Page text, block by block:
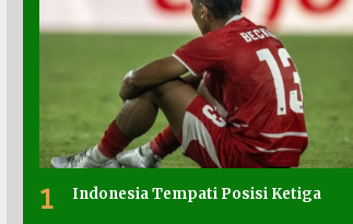
1 Indonesia Tempati Posisi Ketiga